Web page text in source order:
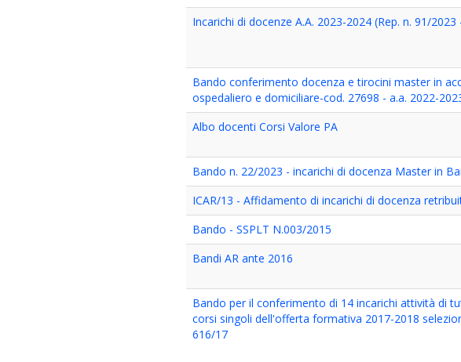
Incarichi di docenze A.A. 2023-2024 (Rep. n. 91/
Bando conferimento docenza e tirocini master in
ospedaliero e domiciliare-cod. 27698 - a.a. 2022-
Albo docenti Corsi Valore PA
Bando n. 22/2023 - incarichi di docenza Master in
ICAR/13 - Affidamento di incarichi di docenza
Bando - SSPLT N.003/2015
Bandi AR ante 2016
Bando per il conferimento di 14 incarichi attività di
corsi singoli dell'offerta formativa 2017-2018
616/17